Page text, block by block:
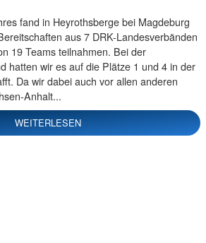
fand in Heyrothsberge bei Magdeburg
aus 7 DRK-Landesverbänden
19 Teams teilnahmen. Bei der
hatten wir es auf die Plätze 1 und 4 in der
Da wir dabei auch vor allen anderen
Anhalt...
WEITERLESEN